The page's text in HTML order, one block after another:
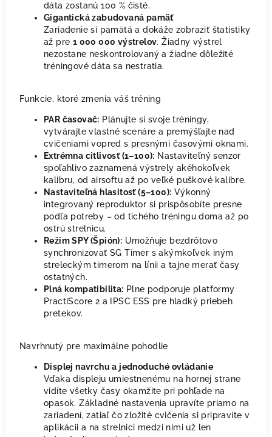
dáta zostanú 100 % čisté.
Gigantická zabudovaná pamäť
Zariadenie si pamätá a dokáže zobraziť štatistiky
až pre 1 000 000 výstrelov. Žiadny výstrel
nezostane neskontrolovaný a žiadne dôležité
tréningové dáta sa nestratia.
Funkcie, ktoré zmenia váš tréning
PAR časovač: Plánujte si svoje tréningy,
vytvárajte vlastné scenáre a premýšľajte nad
cvičeniami vopred s presnými časovými oknami.
Extrémna citlivosť (1–100): Nastaviteľný senzor
spoľahlivo zaznamená výstrely akéhokoľvek
kalibru, od airsoftu až po veľké puškové kalibre.
Nastaviteľná hlasitosť (5–100): Výkonný
integrovaný reproduktor si prispôsobíte presne
podľa potreby – od tichého tréningu doma až po
ostrú strelnicu.
Režim SPY (Špión): Umožňuje bezdrôtovo
synchronizovať SG Timer s akýmkoľvek iným
streleckým timerom na línii a tajne merať časy
ostatných.
Plná kompatibilita: Plne podporuje platformy
PractiScore 2 a IPSC ESS pre hladký priebeh
pretekov.
Navrhnutý pre maximálne pohodlie
Displej navrchu a jednoduché ovládanie
Vďaka displeju umiestnenému na hornej strane
vidíte všetky časy okamžite pri pohľade na
opasok. Základné nastavenia upravíte priamo na
zariadení, zatiaľ čo zložité cvičenia si pripravíte v
aplikácii a na strelnici medzi nimi už len